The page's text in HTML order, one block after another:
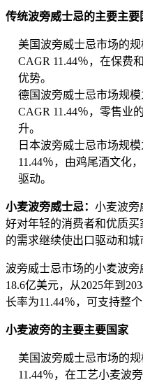
传统波旁威士忌的主要主要
美国波旁威士忌市场的规
CAGR 11.44％，在保费
优势。
德国波旁威士忌市场规模
CAGR 11.44％，零售业
升。
日本波旁威士忌市场规
11.44％，由鸡尾酒文化
驱动。
小麦波旁威士忌： 小麦波旁
好对年轻的消费者和优质
的需求继续使出口驱动和城
波旁威士忌市场的小麦波
18.6亿美元，从2025年到
长率为11.44％，可支持整
小麦波旁的主要主要国家
美国波旁威士忌市场的
11.44％，在工艺小麦波